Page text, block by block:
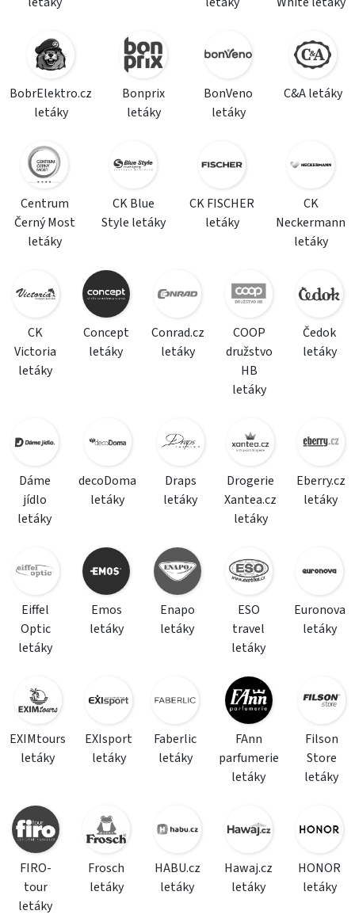
BobrElektro.cz
letáky
Bonprix
letáky
BonVeno
letáky
C&A letáky
Centrum
Černý Most
letáky
CK Blue
Style letáky
CK FISCHER
letáky
CK
Neckermann
letáky
CK
Victoria
letáky
Concept
letáky
Conrad.cz
letáky
COOP
družstvo
HB
letáky
Čedok
letáky
Dáme
jídlo
letáky
decoDoma
letáky
Draps
letáky
Drogerie
Xantea.cz
letáky
Eberry.cz
letáky
Eiffel
Optic
letáky
Emos
letáky
Enapo
letáky
ESO
travel
letáky
Euronova
letáky
EXIMtours
letáky
EXIsport
letáky
Faberlic
letáky
FAnn
parfumerie
letáky
Filson
Store
letáky
FIRO-
tour
letáky
Frosch
letáky
HABU.cz
letáky
Hawaj.cz
letáky
HONOR
letáky